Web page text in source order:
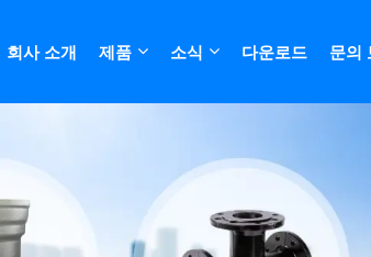
회사 소개 제품 소식 다운로드 문의